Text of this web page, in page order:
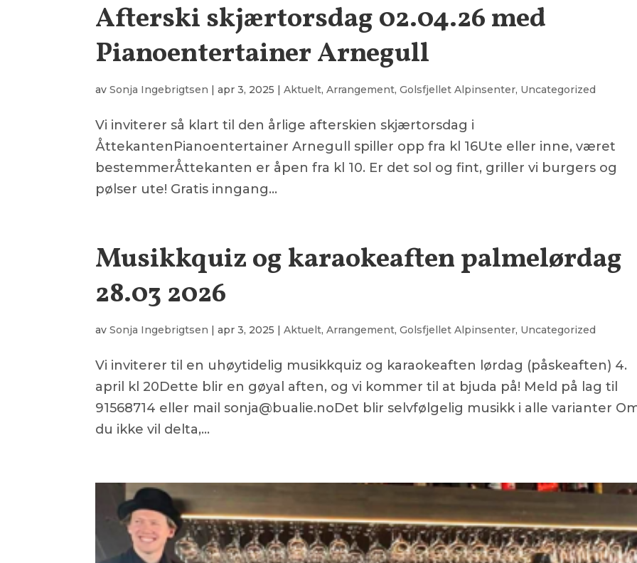
Afterski skjærtorsdag 02.04.26 med
Pianoentertainer Arnegull
avSonja Ingebrigtsen |apr 3, 2025 |Aktuelt,Arrangement,Golsfjellet Alpinsenter, Uncategorized
Vi inviterer så klart til den årlige afterskien skjærtorsdag i
ÅttekantenPianoentertainer Arnegull spiller opp fra kl 16Ute eller inne, været
bestemmerÅttekanten er åpen fra kl 10. Er det sol og fint, griller vi burgers og
pølser ute! Gratis inngang...
Musikkquiz og karaokeaften palmelørdag
28.03 2026
avSonja Ingebrigtsen |apr 3, 2025 |Aktuelt,Arrangement,Golsfjellet Alpinsenter, Uncategorized
Vi inviterer til en uhøytidelig musikkquiz og karaokeaften lørdag (påskeaften) 4.
april kl 20Dette blir en gøyal aften, og vi kommer til at bjuda på! Meld på lag til
91568714 eller mail sonja@bualie.noDet blir selvfølgelig musikk i alle varianter
du ikke vil delta,...